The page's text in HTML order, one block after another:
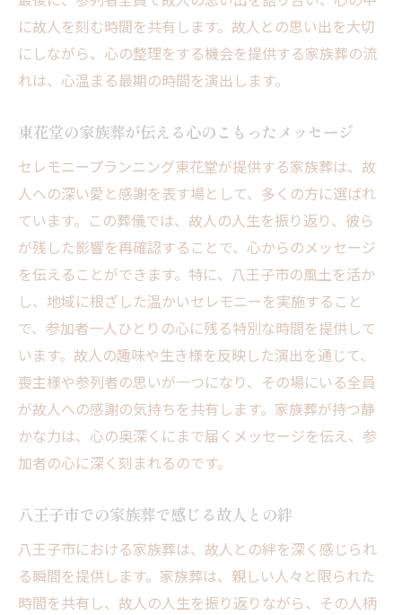
に故人を刻む時間を共有します。故人との思い出を大切
にしながら、心の整理をする機会を提供する家族葬の流
れは、心温まる最期の時間を演出します。
東花堂の家族葬が伝える心のこもったメッセージ
セレモニープランニング東花堂が提供する家族葬は、故
人への深い愛と感謝を表す場として、多くの方に選ばれ
ています。この葬儀では、故人の人生を振り返り、彼ら
が残した影響を再確認することで、心からのメッセージ
を伝えることができます。特に、八王子市の風土を活か
し、地域に根ざした温かいセレモニーを実施すること
で、参加者一人ひとりの心に残る特別な時間を提供して
います。故人の趣味や生き様を反映した演出を通じて、
喪主様や参列者の思いが一つになり、その場にいる全員
が故人への感謝の気持ちを共有します。家族葬が持つ静
かな力は、心の奥深くにまで届くメッセージを伝え、参
加者の心に深く刻まれるのです。
八王子市での家族葬で感じる故人との絆
八王子市における家族葬は、故人との絆を深く感じられ
る瞬間を提供します。家族葬は、親しい人々と限られた
時間を共有し、故人の人生を振り返りながら、その人柄